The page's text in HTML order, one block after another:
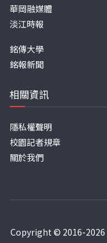
華岡融媒體
淡江時報
銘傳大學
銘報新聞
相關資訊
隱私權聲明
校園記者規章
關於我們
Copyright © 2016-2026